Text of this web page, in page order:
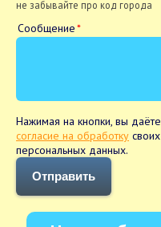
не забывайте про код города
Сообщение
Нажимая на кнопки, вы даёте
согласие на обработку своих
персональных данных.
Отправить